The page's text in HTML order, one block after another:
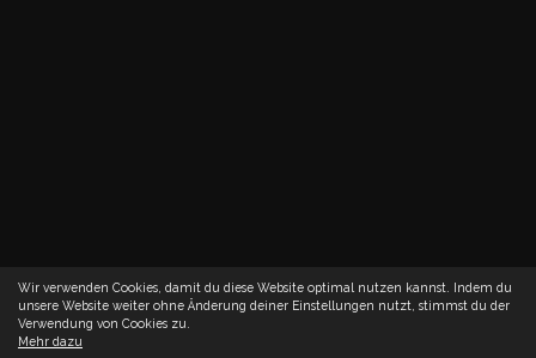
Wir verwenden Cookies, damit du diese Website optimal nutzen kannst. Indem du
unsere Website weiter ohne Änderung deiner Einstellungen nutzt, stimmst du der
Verwendung von Cookies zu.
Mehr dazu